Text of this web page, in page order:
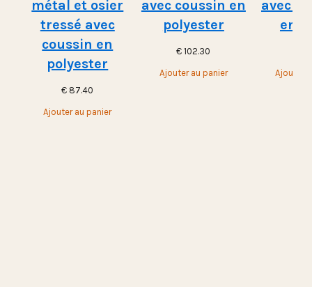
métal et osier
tressé avec
coussin en
polyester
€ 87.40
Ajouter au panier
avec coussin en
polyester
€ 102.30
Ajouter au panier
avec
en
Ajouter